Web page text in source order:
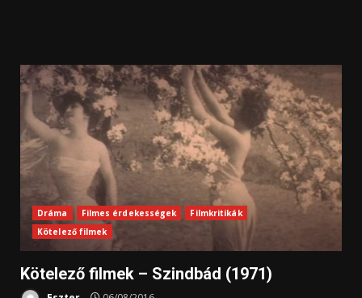
Dráma Filmes érdekességek
Filmkritikák
Kötelező filmek
Kötelező filmek – Szindbád (1971)